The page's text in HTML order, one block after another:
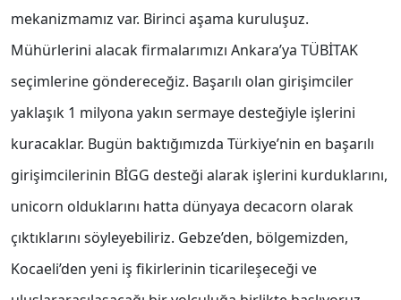
mekanizmamız var. Birinci aşama kuruluşuz.
Mühürlerini alacak firmalarımızı Ankara’ya TÜBİTAK
seçimlerine göndereceğiz. Başarılı olan girişimciler
yaklaşık 1 milyona yakın sermaye desteğiyle işlerini
kuracaklar. Bugün baktığımızda Türkiye’nin en başarılı
girişimcilerinin BİGG desteği alarak işlerini kurduklarını,
unicorn olduklarını hatta dünyaya decacorn olarak
çıktıklarını söyleyebiliriz. Gebze’den, bölgemizden,
Kocaeli’den yeni iş fikirlerinin ticarileşeceği ve